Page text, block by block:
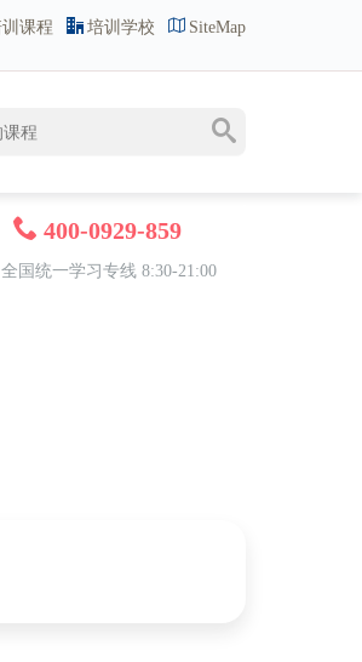
课程 培训学校
SiteMap
400-0929-859
全国统一学习专线 8:30-21:00